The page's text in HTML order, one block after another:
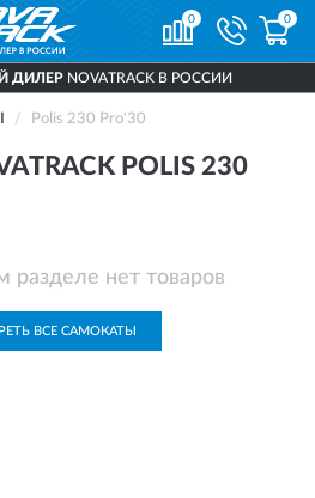
0 0
ДИЛЕРNOVATRACK В РОССИИ
Polis 230 Pro'30
POLIS 230
разделе нет товаров
ВСЕ САМОКАТЫ